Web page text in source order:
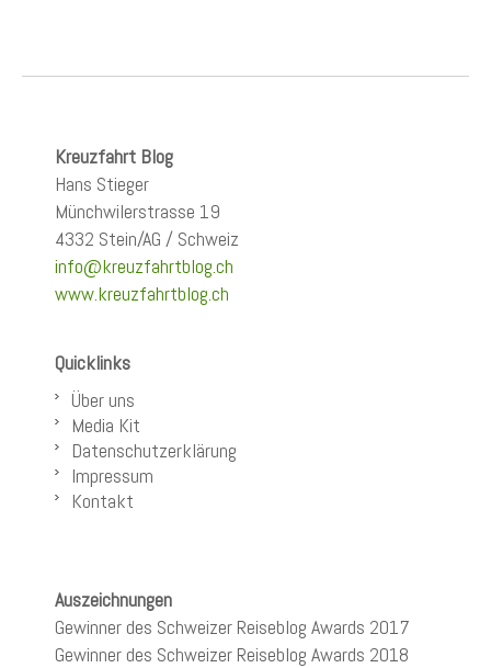
Kreuzfahrt Blog
Hans Stieger
Münchwilerstrasse 19
4332 Stein/AG / Schweiz
info@kreuzfahrtblog.ch
www.kreuzfahrtblog.ch
Quicklinks
Über uns
Media Kit
Datenschutzerklärung
Impressum
Kontakt
Auszeichnungen
Gewinner des Schweizer Reiseblog Awards 2017
Gewinner des Schweizer Reiseblog Awards 2018